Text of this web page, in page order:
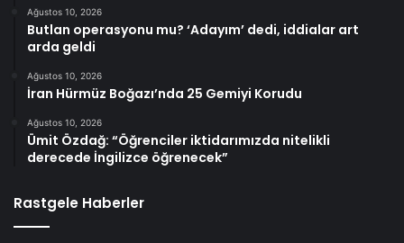
Ağustos 10, 2026
Butlan operasyonu mu? ‘Adayım’ dedi, iddialar art
arda geldi
Ağustos 10, 2026
İran Hürmüz Boğazı’nda 25 Gemiyi Korudu
Ağustos 10, 2026
Ümit Özdağ: “Öğrenciler iktidarımızda nitelikli
derecede İngilizce öğrenecek”
Rastgele Haberler